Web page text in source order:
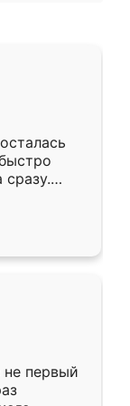
сразу.
к
Собрали
даже
первый